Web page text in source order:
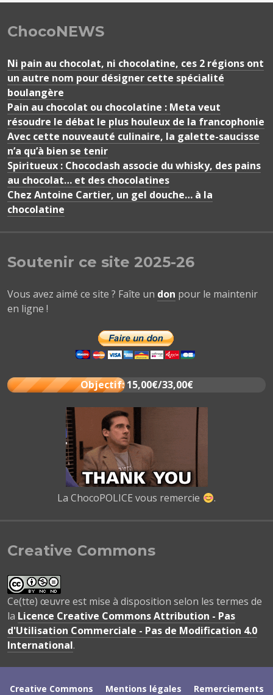
ChocoNEWS
Ni pain au chocolat, ni chocolatine, ces 2 régions ont
un autre nom pour désigner cette spécialité
boulangère
Pain au chocolat ou chocolatine : Meta veut
résoudre le débat le plus houleux de la francophonie
Avec cette nouveauté culinaire, la galette-saucisse
n’a qu’à bien se tenir
Spiritueux : Chococlash associe du whisky, des pains
au chocolat… et des chocolatines
Chez Antoine Cartier, un gel douche… à la
chocolatine
Soutenir ce site 2025-26
Vous avez aimé ce site ? Faîte un don pour le maintenir
en ligne !
Objectif: 15,00€/33,00€
La ChocoPOLICE vous remercie .
Creative Commons
Ce(tte) œuvre est mise à disposition selon les termes de
la Licence Creative Commons Attribution - Pas
d'Utilisation Commerciale - Pas de Modification 4.0
International.
Creative Commons Mentions légales Remerciements